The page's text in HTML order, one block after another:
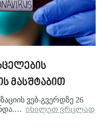
მასშტაბით
ვებ-გვერდზე 26
იხილეთ ვრცლად